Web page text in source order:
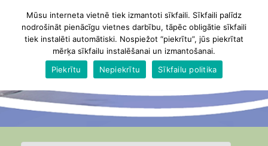
Mūsu interneta vietnē tiek izmantoti sīkfaili. Sīkfaili palīdz
nodrošināt pienācīgu vietnes darbību, tāpēc obligātie sīkfaili
tiek instalēti automātiski. Nospiežot “piekrītu”, jūs piekrītat
mērķa sīkfailu instalēšanai un izmantošanai.
Piekrītu
Nepiekrītu Sīkfailu politika